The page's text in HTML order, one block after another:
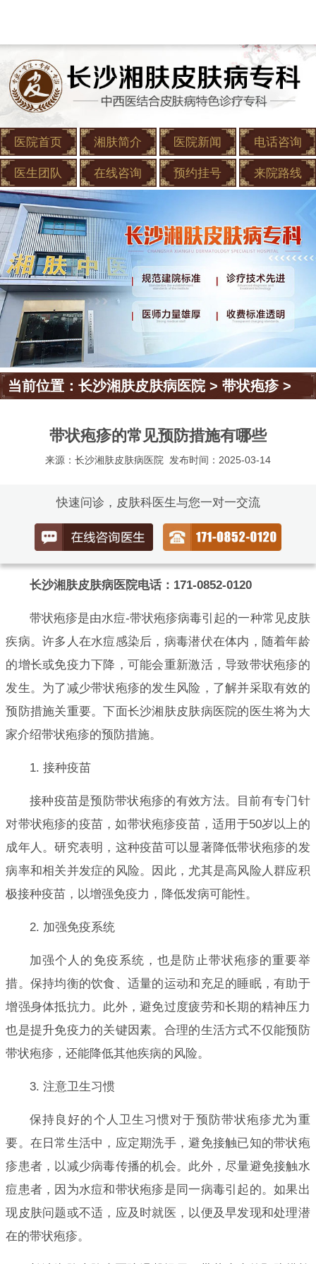
医院首页 湘肤简介 医院新闻 电话咨询
医生团队 在线咨询 预约挂号 来院路线
当前位置：长沙湘肤皮肤病医院>带状疱疹>
带状疱疹的常见预防措施有哪些
来源：长沙湘肤皮肤病医院 发布时间：2025-03-14
快速问诊，皮肤科医生与您一对一交流
长沙湘肤皮肤病医院电话：171-0852-0120
带状疱疹是由水痘-带状疱疹病毒引起的一种常见皮肤
疾病。许多人在水痘感染后，病毒潜伏在体内，随着年龄
的增长或免疫力下降，可能会重新激活，导致带状疱疹的
发生。为了减少带状疱疹的发生风险，了解并采取有效的
预防措施关重要。下面长沙湘肤皮肤病医院的医生将为大
家介绍带状疱疹的预防措施。
1. 接种疫苗
接种疫苗是预防带状疱疹的有效方法。目前有专门针
对带状疱疹的疫苗，如带状疱疹疫苗，适用于50岁以上的
成年人。研究表明，这种疫苗可以显著降低带状疱疹的发
病率和相关并发症的风险。因此，尤其是高风险人群应积
极接种疫苗，以增强免疫力，降低发病可能性。
2. 加强免疫系统
加强个人的免疫系统，也是防止带状疱疹的重要举
措。保持均衡的饮食、适量的运动和充足的睡眠，有助于
增强身体抵抗力。此外，避免过度疲劳和长期的精神压力
也是提升免疫力的关键因素。合理的生活方式不仅能预防
带状疱疹，还能降低其他疾病的风险。
3. 注意卫生习惯
保持良好的个人卫生习惯对于预防带状疱疹尤为重
要。在日常生活中，应定期洗手，避免接触已知的带状疱
疹患者，以减少病毒传播的机会。此外，尽量避免接触水
痘患者，因为水痘和带状疱疹是同一病毒引起的。如果出
现皮肤问题或不适，应及时就医，以便及早发现和处理潜
在的带状疱疹。